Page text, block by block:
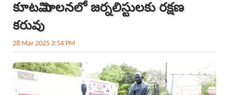
కూట‌మి పాల‌న‌లో జ‌ర్న‌లిస్టుల‌కు ర‌క్ష‌ణ
క‌రువు
28 Mar 2025 3:54 PM